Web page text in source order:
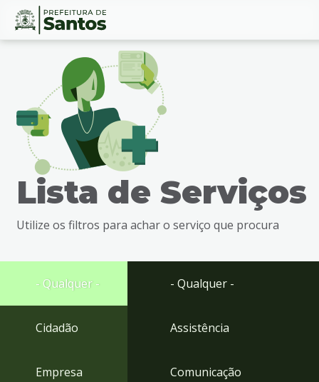
Ir
busca
Ir
rodapé
Conteúdo
Lista de Serviços
Utilize os filtros para achar o serviço que procura
- Qualquer -
Cidadão
Empresa
- Qualquer -
Assistência
Comunicação